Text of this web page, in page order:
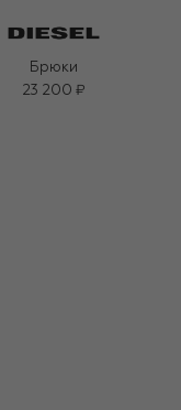
Брюки
23 200 ₽